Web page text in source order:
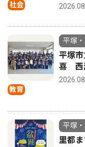
社会
教育
平塚
平塚
喜 西
平塚
里都